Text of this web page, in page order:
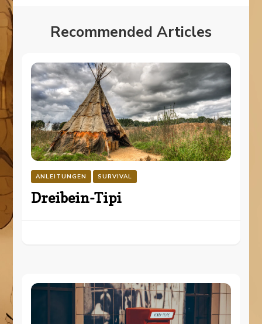
Recommended Articles
ANLEITUNGEN SURVIVAL
Dreibein-Tipi